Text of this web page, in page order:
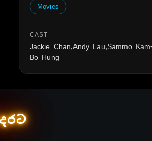
Movies
CAST
Jackie Chan,Andy Lau,Sammo
Bo Hung